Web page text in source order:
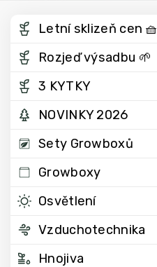
Letní sklizeň cen 🧺
Rozjeď výsadbu 🌱
3 KYTKY
NOVINKY 2026
Sety Growboxů
Growboxy
Osvětlení
Vzduchotechnika
Hnojiva